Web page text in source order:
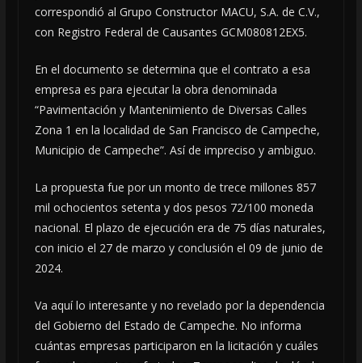
correspondió al Grupo Constructor MACU, S.A. de C.V.,
con Registro Federal de Causantes GCM080812EX5.
En el documento se determina que el contrato a esa
empresa es para ejecutar la obra denominada
“Pavimentación y Mantenimiento de Diversas Calles
Zona 1 en la localidad de San Francisco de Campeche,
Municipio de Campeche”. Así de impreciso y ambiguo.
La propuesta fue por un monto de trece millones 857
mil ochocientos setenta y dos pesos 72/100 moneda
nacional. El plazo de ejecución era de 75 días naturales,
con inicio el 27 de marzo y conclusión el 09 de junio de
2024.
Va aquí lo interesante y no revelado por la dependencia
del Gobierno del Estado de Campeche. No informa
cuántas empresas participaron en la licitación y cuáles